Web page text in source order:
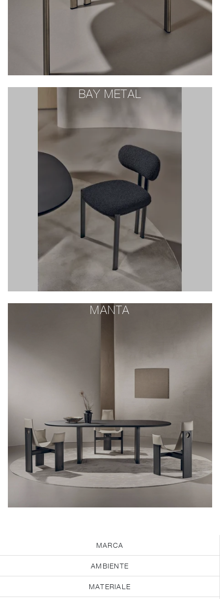
MARCA
AMBIENTE
MATERIALE
BAY METAL
MANTA